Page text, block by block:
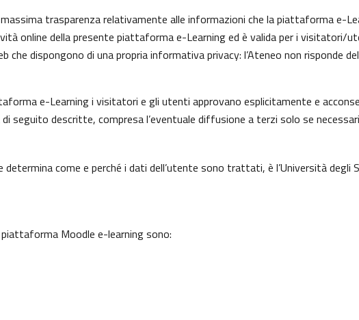
trasparenza relativamente alle informazioni che la piattaforma e-
online della presente piattaforma e-Learning ed è valida per i visitatori/
che dispongono di una propria informativa privacy: l’Ateneo non
e-Learning i visitatori e gli utenti approvano esplicitamente e
seguito descritte, compresa l’eventuale diffusione a terzi solo se
come e perché i dati dell’utente sono trattati, è l’Università degli
Moodle e-learning sono: